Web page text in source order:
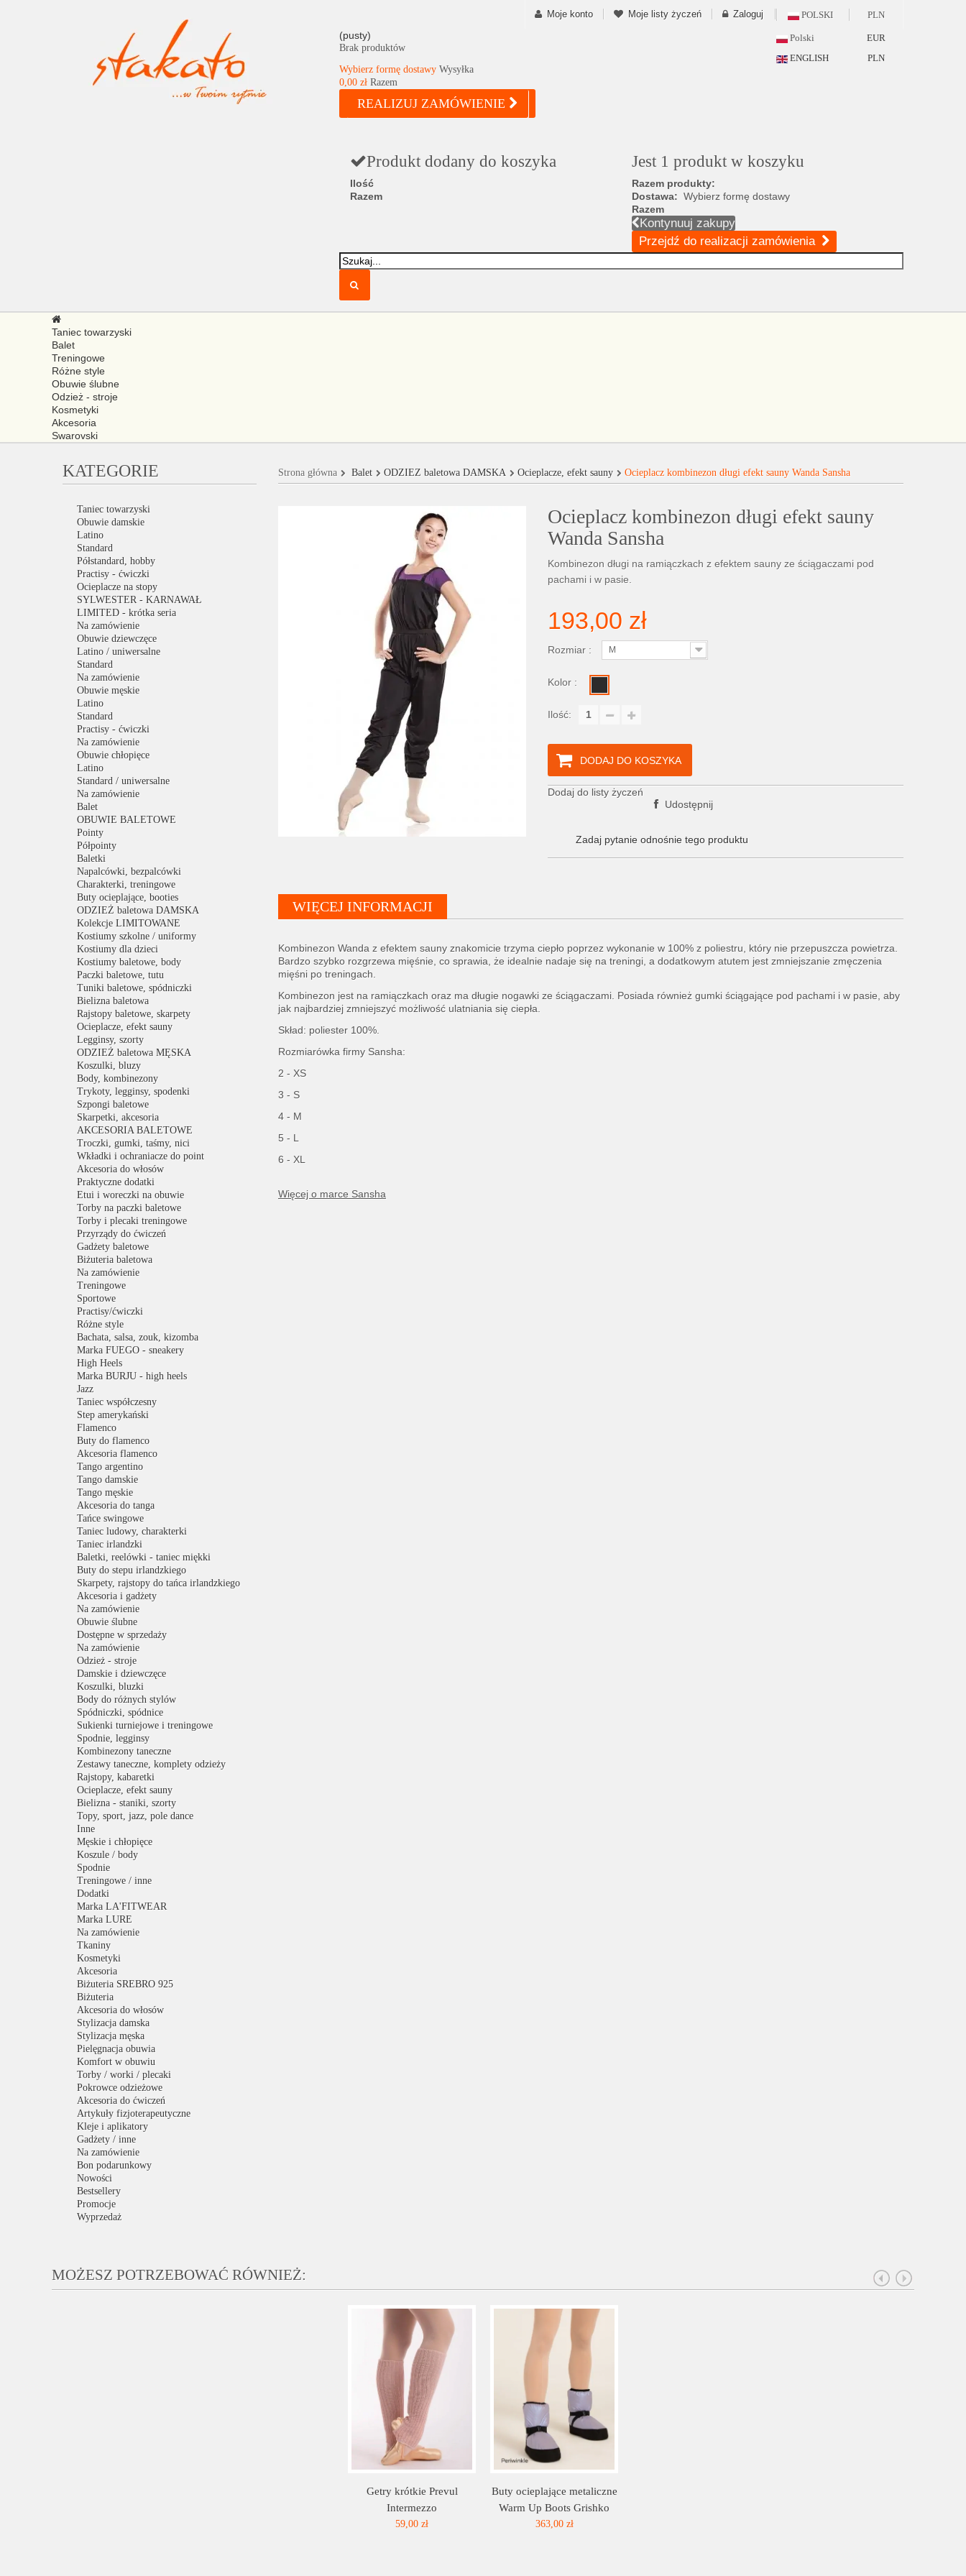
Moje konto Moje listy życzeń Zaloguj POLSKI
Polski
ENGLISH
PLN
EUR
PLN
(pusty)
Brak produktów
Wybierz formę dostawy Wysyłka
0,00 zł Razem
REALIZUJ ZAMÓWIENIE
Produkt dodany do koszyka
Ilość
Razem
Jest 1 produkt w koszyku
Razem produkty:
Dostawa:Wybierz formę dostawy
Razem
Kontynuuj zakupy
Przejdź do realizacji zamówienia
Taniec towarzyski
Balet
Treningowe
Różne style
Obuwie ślubne
Odzież - stroje
Kosmetyki
Akcesoria
Swarovski
KATEGORIE
Taniec towarzyski
Obuwie damskie
Latino
Standard
Półstandard, hobby
Practisy - ćwiczki
Ocieplacze na stopy
SYLWESTER - KARNAWAŁ
LIMITED - krótka seria
Na zamówienie
Obuwie dziewczęce
Latino / uniwersalne
Standard
Na zamówienie
Obuwie męskie
Latino
Standard
Practisy - ćwiczki
Na zamówienie
Obuwie chłopięce
Latino
Standard / uniwersalne
Na zamówienie
Balet
OBUWIE BALETOWE
Pointy
Półpointy
Baletki
Napalcówki, bezpalcówki
Charakterki, treningowe
Buty ocieplające, booties
ODZIEŻ baletowa DAMSKA
Kolekcje LIMITOWANE
Kostiumy szkolne / uniformy
Kostiumy dla dzieci
Kostiumy baletowe, body
Paczki baletowe, tutu
Tuniki baletowe, spódniczki
Bielizna baletowa
Rajstopy baletowe, skarpety
Ocieplacze, efekt sauny
Legginsy, szorty
ODZIEŻ baletowa MĘSKA
Koszulki, bluzy
Body, kombinezony
Trykoty, legginsy, spodenki
Szpongi baletowe
Skarpetki, akcesoria
AKCESORIA BALETOWE
Troczki, gumki, taśmy, nici
Wkładki i ochraniacze do point
Akcesoria do włosów
Praktyczne dodatki
Etui i woreczki na obuwie
Torby na paczki baletowe
Torby i plecaki treningowe
Przyrządy do ćwiczeń
Gadżety baletowe
Biżuteria baletowa
Na zamówienie
Treningowe
Sportowe
Practisy/ćwiczki
Różne style
Bachata, salsa, zouk, kizomba
Marka FUEGO - sneakery
High Heels
Marka BURJU - high heels
Jazz
Taniec współczesny
Step amerykański
Flamenco
Buty do flamenco
Akcesoria flamenco
Tango argentino
Tango damskie
Tango męskie
Akcesoria do tanga
Tańce swingowe
Taniec ludowy, charakterki
Taniec irlandzki
Baletki, reelówki - taniec miękki
Buty do stepu irlandzkiego
Skarpety, rajstopy do tańca irlandzkiego
Akcesoria i gadżety
Na zamówienie
Obuwie ślubne
Dostępne w sprzedaży
Na zamówienie
Odzież - stroje
Damskie i dziewczęce
Koszulki, bluzki
Body do różnych stylów
Spódniczki, spódnice
Sukienki turniejowe i treningowe
Spodnie, legginsy
Kombinezony taneczne
Zestawy taneczne, komplety odzieży
Rajstopy, kabaretki
Ocieplacze, efekt sauny
Bielizna - staniki, szorty
Topy, sport, jazz, pole dance
Inne
Męskie i chłopięce
Koszule / body
Spodnie
Treningowe / inne
Dodatki
Marka LA'FITWEAR
Marka LURE
Na zamówienie
Tkaniny
Kosmetyki
Akcesoria
Biżuteria SREBRO 925
Biżuteria
Akcesoria do włosów
Stylizacja damska
Stylizacja męska
Pielęgnacja obuwia
Komfort w obuwiu
Torby / worki / plecaki
Pokrowce odzieżowe
Akcesoria do ćwiczeń
Artykuły fizjoterapeutyczne
Kleje i aplikatory
Gadżety / inne
Na zamówienie
Bon podarunkowy
Nowości
Bestsellery
Promocje
Wyprzedaż
Strona główna Balet ODZIEŻ baletowa DAMSKA Ocieplacze, efekt sauny Ocieplacz kombinezon długi efekt sauny Wanda Sansha
Ocieplacz kombinezon długi efekt sauny
Wanda Sansha
Kombinezon długi na ramiączkach z efektem sauny ze ściągaczami pod
pachami i w pasie.
193,00 zł
Rozmiar : M
Kolor :
Ilość:
DODAJ DO KOSZYKA
Dodaj do listy życzeń
Udostępnij
Zadaj pytanie odnośnie tego produktu
WIĘCEJ INFORMACJI
Kombinezon Wanda z efektem sauny znakomicie trzyma ciepło poprzez wykonanie w 100% z poliestru, który nie przepuszcza powietrza.
Bardzo szybko rozgrzewa mięśnie, co sprawia, że idealnie nadaje się na treningi, a dodatkowym atutem jest zmniejszanie zmęczenia
mięśni po treningach.
Kombinezon jest na ramiączkach oraz ma długie nogawki ze ściągaczami. Posiada również gumki ściągające pod pachami i w pasie, aby
jak najbardziej zmniejszyć możliwość ulatniania się ciepła.
Skład: poliester 100%.
Rozmiarówka firmy Sansha:
2 - XS
3 - S
4 - M
5 - L
6 - XL
Więcej o marce Sansha
MOŻESZ POTRZEBOWAĆ RÓWNIEŻ:
Getry krótkie Prevul
Intermezzo
59,00 zł
Buty ocieplające metaliczne
Warm Up Boots Grishko
363,00 zł